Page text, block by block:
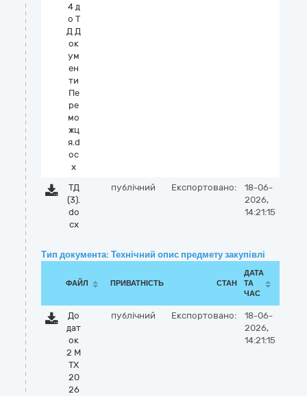
4 д
о Т
Д Д
ок
ум
ен
ти
Пе
ре
мо
жц
я.d
oc
x
ТД
(3).
do
cx
публічний Експортовано:
18-06-
2026,
14:21:15
Тип документа: Технічний опис предмету закупівлі
ФАЙЛ ПРИВАТНІСТЬ СТАН
ДАТА
ТА
ЧАС
До
дат
ок
2 М
ТХ
20
26
публічний Експортовано:
18-06-
2026,
14:21:15